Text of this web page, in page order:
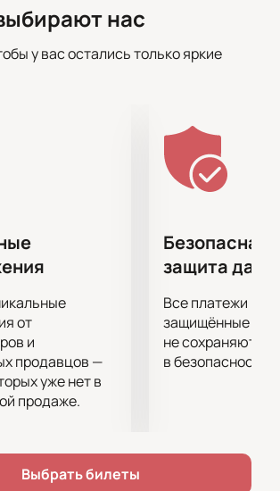
красивых кинотеатров Москвы -
просмотром новинки вместе
окунуться в незабываемую
премьеру придут известные актеры
Воробьев, Полина Гагарина и
которые оживят героев
и яркости.
окунуться в мир
и фантазии вместе с любимыми
на премьерный показ уже в
не теряйте времени и бронируйте
эту незабываемую встречу с «Трио в
нас
у вас остались только яркие
от
и
продавцов —
уже нет в
продаже.
Безопасная
защита
Все платежи
защищённые
не сохраняются
в безопасности.
Выбрать билеты